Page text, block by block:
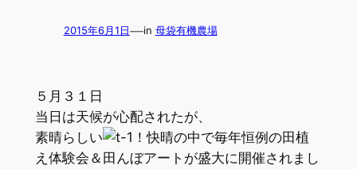
2015年6月1日 —in 母袋有機農場
５月３１日
当日は天候が心配されたが、
素晴らしい
！快晴の中で毎年恒例の田植
え体験会＆田んぼアートが盛大に開催されまし